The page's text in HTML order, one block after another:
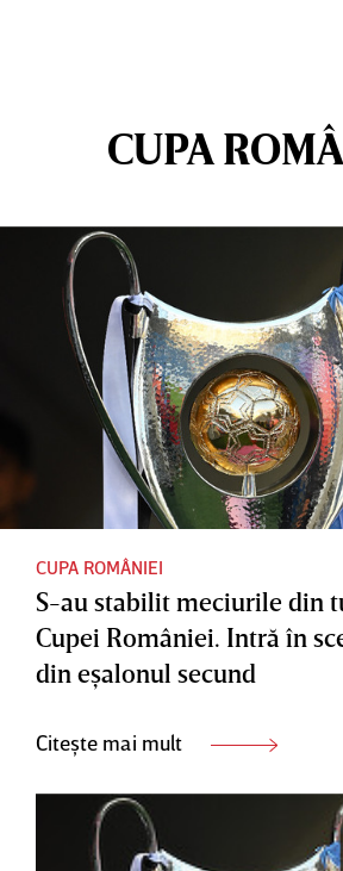
CUPA
CUPA ROMÂNIEI
S-au stabilit meciurile din
Cupei României. Intră în
din eşalonul secund
Citește mai mult